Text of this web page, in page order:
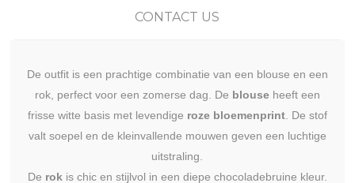
CONTACT US
De outfit is een prachtige combinatie van een blouse en een
rok, perfect voor een zomerse dag. De blouseheeft een
frisse witte basis met levendige roze bloemenprint. De stof
valt soepel en de kleinvallende mouwen geven een luchtige
uitstraling.
De rok is chic en stijlvol in een diepe chocoladebruine kleur.